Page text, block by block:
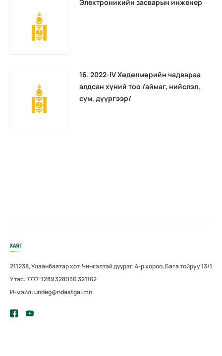
Электроникийн засварын инженер
16. 2022-IV Хөдөлмөрийн чадвараа
алдсан хүний тоо /аймаг, нийслэл,
сум, дүүргээр/
ХАЯГ
211238, Улаанбаатар хот, Чингэлтэй дүүрэг, 4-р хороо, Бага тойруу 13/1
Утас: 7777-1289 328030 321162
И-мэйл: undeg@ndaatgal.mn